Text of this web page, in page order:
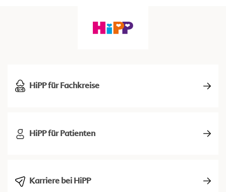
HiPP für Fachkreise
HiPP für Patienten
Karriere bei HiPP